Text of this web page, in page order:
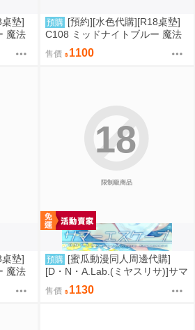
墊]
魔法
後
預購 [預約][水色代購][R18桌墊]
C108 ミッドナイトブルー 魔法
少女 伊莉雅&克洛伊&美遊 服從
售價 1100
墊]
魔法
限制級商品
18
預購 [蜜瓜動漫同人周邊代購]
[D・N・A.Lab.(ミヤスリサ)]サマ
ーエスケープ【A5アクリルフィ
ギュア】(A5壓克力立牌特典版)
售價 1130